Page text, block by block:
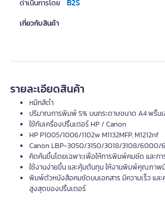
ดำเนินการโดย B2S
เกี่ยวกับสินค้า
รายละเอียดสินค้า
หมึกสีดำ
ปริมาณการพิมพ์ 5% บนกระดาษขนาด A4 พริ้น
ใช้กับเครื่องปริ้นเตอร์ HP / Canon
HP P1005/1006/1102w M1132MFP, M1212nf
Canon LBP-3050/3150/3018/3108/
คิดค้นขึ้นโดยเฉพาะเพื่อให้การพิมพ์คมชัด และก
ใช้งานง่ายขึ้น และคุ้มต้นทุน ให้งานพิมพ์คุณภาพ
พิมพ์ตัวหนังสือคมชัดบนเอกสาร มีความเร็ว แล
สูงสุดของปริ้นเตอร์